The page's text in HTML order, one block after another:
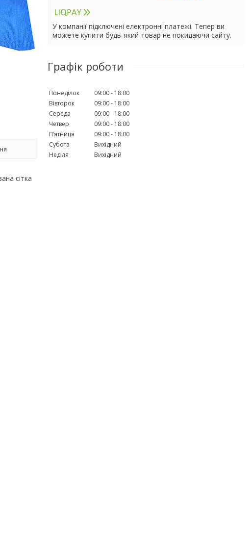
сітка
У компанії підключені електронні платежі. Тепер ви
можете купити будь-який товар не покидаючи сайту.
Графік роботи
Понеділок 09:00
18:00
Вівторок
09:00
18:00
Середа
09:00
18:00
Четвер
09:00
18:00
Пʼятниця
09:00
18:00
Субота
Вихідний
Неділя
Вихідний